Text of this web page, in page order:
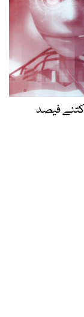
فیصد